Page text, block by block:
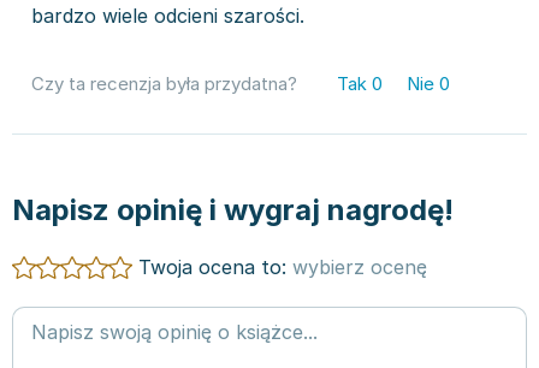
bardzo wiele odcieni szarości.
Czy ta recenzja była przydatna? Tak 0 Nie 0
Napisz opinię i wygraj nagrodę!
Twoja ocena to: wybierz ocenę